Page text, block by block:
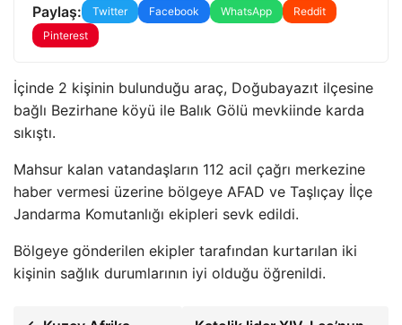
Paylaş: Twitter Facebook WhatsApp
Reddit
Pinterest
İçinde 2 kişinin bulunduğu araç, Doğubayazıt ilçesine
bağlı Bezirhane köyü ile Balık Gölü mevkiinde karda
sıkıştı.
Mahsur kalan vatandaşların 112 acil çağrı merkezine
haber vermesi üzerine bölgeye AFAD ve Taşlıçay İlçe
Jandarma Komutanlığı ekipleri sevk edildi.
Bölgeye gönderilen ekipler tarafından kurtarılan iki
kişinin sağlık durumlarının iyi olduğu öğrenildi.